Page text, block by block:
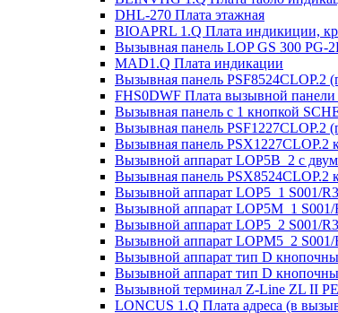
DHL-270 Плата этажная
BIOAPRL 1.Q Плата индикиции,
Вызывная панель LOP GS 300 PG-
MAD1.Q Плата индикации
Вызывная панель PSF8524CLOP.2
FHS0DWF Плата вызывной панели
Вызывная панель с 1 кнопкой
Вызывная панель PSF1227CLOP.2
Вызывная панель PSX1227CLOP.2
Вызывной аппарат LOP5B_2 с
Вызывная панель PSX8524CLOP.2
Вызывной аппарат LOP5_1 S001/
Вызывной аппарат LOP5M_1
Вызывной аппарат LOP5_2 S001/
Вызывной аппарат LOPM5_2
Вызывной аппарат тип D
Вызывной аппарат тип D
Вызывной терминал Z-Line ZL II
LONCUS 1.Q Плата адреса (в